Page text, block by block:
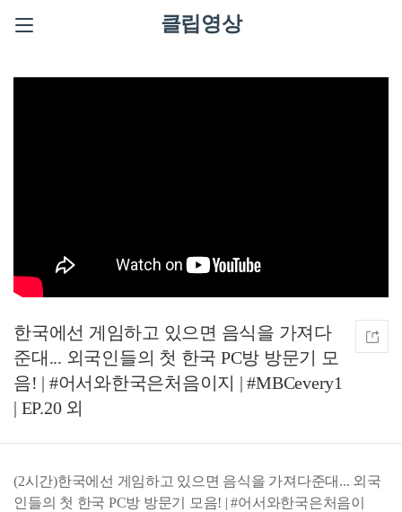
클립영상
한국에선 게임하고 있으면 음식을 가져다
준대... 외국인들의 첫 한국 PC방 방문기 모
음! | #어서와한국은처음이지 | #MBCevery1
| EP.20 외
(2시간)한국에선 게임하고 있으면 음식을 가져다준대... 외국
인들의 첫 한국 PC방 방문기 모음! | #어서와한국은처음이